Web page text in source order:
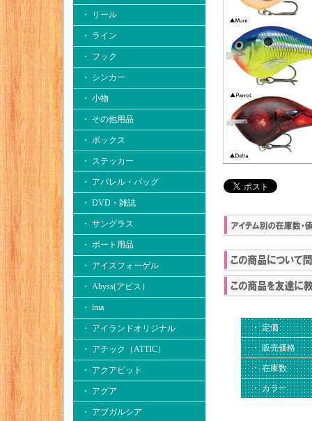
・ リール
・ ライン
・ フック
・ シンカー
・ 小物
・ その他用品
・ ボックス
・ ステッカー
・ アパレル・バッグ
・ DVD・雑誌
・ サングラス
・ ボート用品
・ アイスフォーゲル
・ Abyss(アビス）
・ ima
・ アイランドオリジナル
・ アチック（ATTIC）
・ アクアビット
・ アグア
・ アブガルシア
・ 定価
・ 販売価格
・ 在庫数
・ カラー